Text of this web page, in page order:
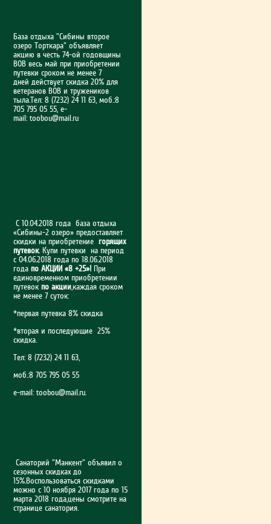
База отдыха "Сибины второе
озеро Торткара" объявляет
акцию в честь 74-ой годовщины
ВОВ весь май при приобретении
путевки сроком не менее 7
дней действует скидка 20% для
ветеранов ВОВ и тружеников
тыла.Тел: 8 (7232) 24 11 63, моб.:8
705 795 05 55, e-
mail: toobou@mail.ru
С 10.04.2018 года база отдыха
«Сибины-2 озеро» предоставляет
скидки на приобретение горящих
путевок. Купи путевки на период
с 04.06.2018 года по 18.06.2018
года по АКЦИИ «8 +25»! При
единовременном приобретении
путевок по акции,каждая сроком
не менее 7 суток:
*первая путевка 8% скидка
*вторая и последующие 25%
скидка.
Тел: 8 (7232) 24 11 63,
моб.:8 705 795 05 55
e-mail: toobou@mail.ru.
Санаторий "Манкент" объявил о
сезонных скидках до
15%.Воспользоваться скидками
можно с 10 ноября 2017 года по 15
марта 2018 года,цены смотрите на
странице санатория.